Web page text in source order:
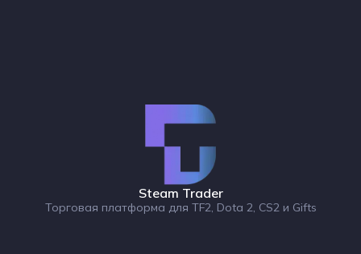
Steam Trader
Торговая платформа для TF2, Dota 2, CS2 и Gifts